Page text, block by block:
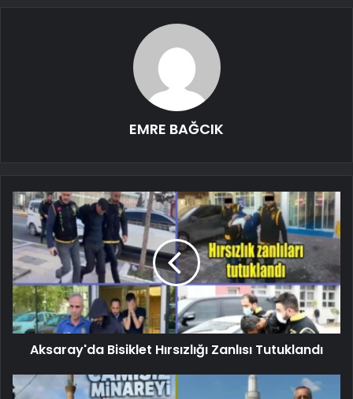
EMRE BAĞCIK
Aksaray'da Bisiklet Hırsızlığı Zanlısı Tutuklandı